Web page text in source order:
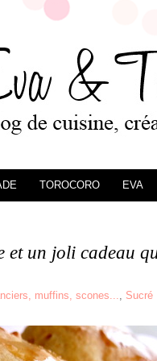
TOROCORO EVA
et un joli cadeau
muffins, scones..., Sucré